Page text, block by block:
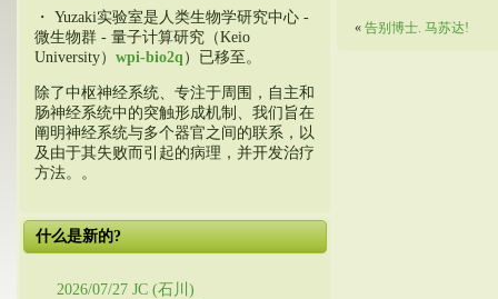
・ Yuzaki实验室是人类生物学研究中心 -
微生物群 - 量子计算研究（Keio
University） wpi-bio2q ）已移至。
除了中枢神经系统、专注于周围，自主和
肠神经系统中的突触形成机制、我们旨在
阐明神经系统与多个器官之间的联系，以
及由于其失败而引起的病理，并开发治疗
方法。。
什么是新的?
2026/07/27 JC (石川)
« 告别博士. 马苏达!